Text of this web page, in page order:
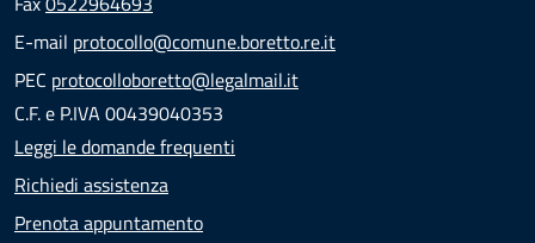
E-mail protocollo@comune.boretto.re.it
PEC protocolloboretto@legalmail.it
C.F. e P.IVA 00439040353
Leggi le domande frequenti
Richiedi assistenza
Prenota appuntamento